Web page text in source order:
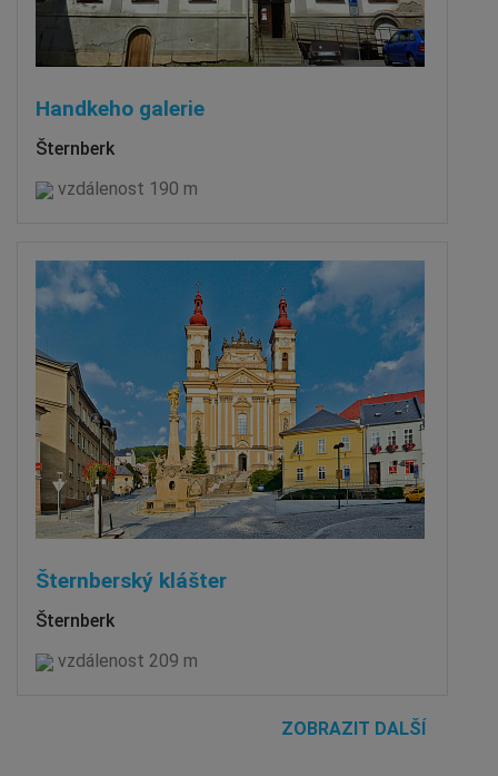
Handkeho galerie
Šternberk
vzdálenost 190 m
Šternberský klášter
Šternberk
vzdálenost 209 m
ZOBRAZIT DALŠÍ